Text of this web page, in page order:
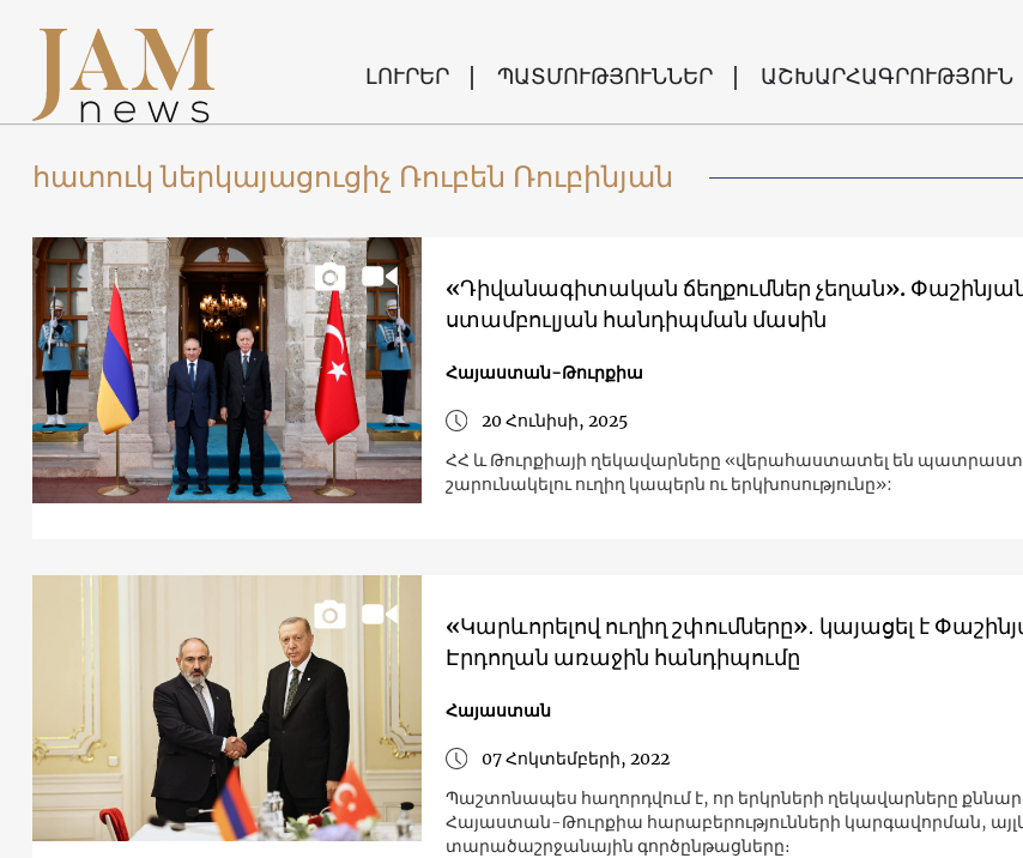
ԼՈՒՐԵՐ ՊԱՏՄՈՒԹՅՈՒՆՆԵՐ ԱՇԽԱՐՀԱԳՐՈՒԹՅՈՒՆ
հատուկ ներկայացուցիչ Ռուբեն Ռուբինյան
«Դիվանագիտական ճեղքումներ չեղան».
ստամբուլյան հանդիպման մասին
Հայաստան-Թուրքիա
20 Հունիսի, 2025
ՀՀ և Թուրքիայի ղեկավարները «վերահաստատել են
շարունակելու ուղիղ կապերն ու երկխոսությունը»:
«Կարևորելով ուղիղ շփումները»․ կայացել է
Էրդողան առաջին հանդիպումը
Հայաստան
07 Հոկտեմբերի, 2022
Պաշտոնապես հաղորդվում է, որ երկրների ղեկավարները
Հայաստան-Թուրքիա հարաբերությունների կարգավորման,
տարածաշրջանային գործընթացները։